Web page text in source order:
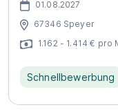
01.08.2027
67346 Speyer
1.162 - 1.414 € pro
Schnellbewerbung